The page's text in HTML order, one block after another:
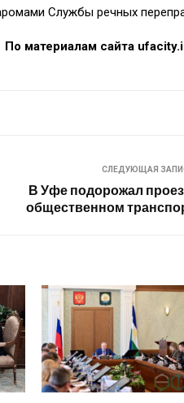
Службы речных
По материалам сайта
СЛЕДУЮЩАЯ
В Уфе подорожал
общественном